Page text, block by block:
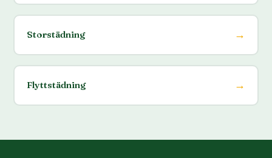
Storstädning →
Flyttstädning →